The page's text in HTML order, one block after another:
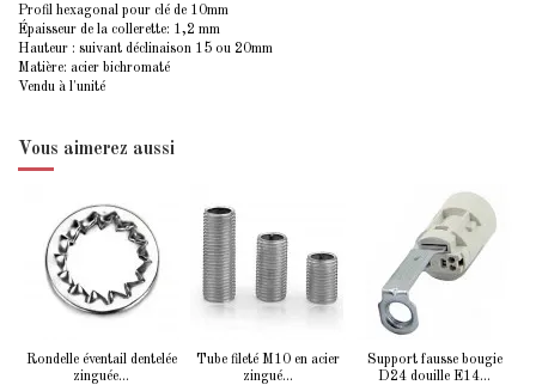
Profil hexagonal pour clé de 10mm
Épaisseur de la collerette: 1,2 mm
Hauteur : suivant déclinaison 15 ou 20mm
Matière: acier bichromaté
Vendu à l'unité
Vous aimerez aussi
Rondelle éventail dentelée
zinguée...
Tube fileté M10 en acier
zingué...
Support fausse bougie
D24 douille E14...